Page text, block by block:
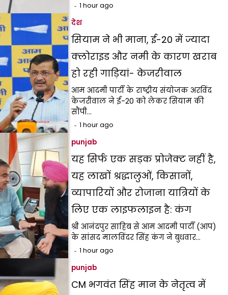
1 hour ago
देश
सियाम ने भी माना, ई-20 में ज्यादा
क्लोराइड और नमी के कारण खराब
हो रही गाड़ियां- केजरीवाल
आम आदमी पार्टी के राष्ट्रीय संयोजक अरविंद
केजरीवाल ने ई-20 को लेकर सियाम की
सौंपी…
1 hour ago
punjab
यह सिर्फ एक सड़क प्रोजेक्ट नहीं है,
यह लाखों श्रद्धालुओं, किसानों,
व्यापारियों और रोजाना यात्रियों के
लिए एक लाइफलाइन है: कंग
श्री आनंदपुर साहिब से आम आदमी पार्टी (आप)
के सांसद मालविंदर सिंह कंग ने बुधवार…
1 hour ago
punjab
CM भगवंत सिंह मान के नेतृत्व में